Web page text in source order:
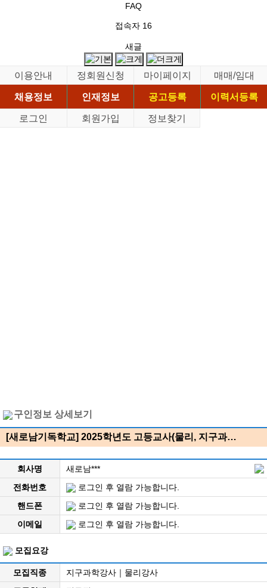
FAQ
접속자 16
새글
이용안내 정회원신청 마이페이지
매매/임대
채용정보
인재정보 공고등록
이력서등록
로그인
회원가입 정보찾기
구인정보 상세보기
[새로남기독학교] 2025학년도 고등교사(물리, 지구과…
회사명
새로남***
전화번호
로그인 후 열람 가능합니다.
핸드폰
로그인 후 열람 가능합니다.
이메일
로그인 후 열람 가능합니다.
모집요강
모집직종
지구과학강사｜물리강사